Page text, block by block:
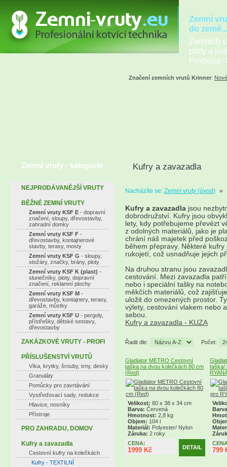
Zemní
do země...
Zemních
ploty a
Prodejce:
Značení zemních vrutů Krinner:
Kufry a zavazadla
Nacházíte se: Zemní vruty (úvod) »
Kufry a zavazadla jsou
dobrodružství. Kufry jsou
lety, kdy potřebujeme převézt
z odolných materiálů, jako je
chrání náš majetek před
během přepravy. Některé
rukojetí, což usnadňuje jejich
Na druhou stranu jsou
cestování. Mezi zavazadla
nebo i speciální tašky na
měkčích materiálů, což
uložit do omezených prostor.
výlety, cestování vlakem nebo
sebou.
Kufry a zavazadla - KUZA
Řadit dle: Počet:
Gladiator METRO Cestovní
taška na dvou kolečkách 80 cm
(Red)
taška/
Velikost: 80 x 38 x 34 cm
Barva: Červená
Hmotnost: 2,8 kg
Objem: 104 l
Materiál: Polyester/ Nylon
Záruka: 2 roky
CENA:
1999 Kč DETAIL 799
Zemní vruty - kategorie
NEJPRODÁVANĚJŠÍ VRUTY
BĚŽNÉ ZEMNÍ VRUTY
Zemní vruty KSF E - dopravní
značení, sloupy, dřevostavby,
zahradní domky
Zemní vruty KSF F -
dřevostavby, kontajnerové
stavby, terasy, mosty
Zemní vruty KSF G - sloupy,
stožáry, značky, brány, ploty
Zemní vruty KSF K (plast) -
slunečníky, ploty, dopravní
značení, reklamní plochy
Zemní vruty KSF M -
dřevostavby, kontajnery, terasy,
garáže, můstky
Zemní vruty KSF U - pergoly,
přístřešky, dětské sestavy,
dřevostavby
ZAKÁZKOVÉ VRUTY - PROFI
PŘÍSLUŠENSTVÍ VRUTŮ
Víka, krytky, šrouby, trny, desky
Granuláty
Pomůcky pro zavrtávání
Vystřeďovací sady, redukce
Hlavice, nosníky
Přístroje
PRO ZAHRADU, DOMOV
Kufry a zavazadla
Cestovní kufry na kolečkách
Kufry - TEXTILNÍ